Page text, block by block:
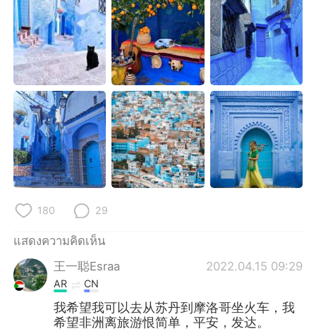
Português
180 29
แสดงความคิดเห็น
王一聪Esraa
2022.04.15 09:29
AR CN
我希望我可以去从苏丹到摩洛哥坐火车，我
希望非洲离旅游恨简单，平安，发达。